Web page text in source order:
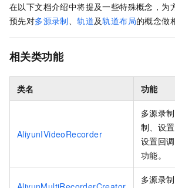
在以下文档介绍中将提及一些特殊概念，为
预先对多源录制、轨道及轨道布局的概念做
相关类功能
类名 功能
AliyunIVideoRecorder
多源录
制、设
设置回
功能。
多源录